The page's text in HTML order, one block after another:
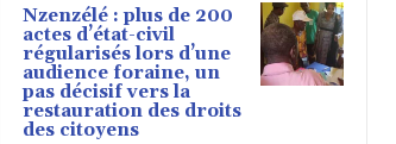
Nzenzélé : plus de 200
actes d’état-civil
régularisés lors d’une
audience foraine, un
pas décisif vers la
restauration des droits
des citoyens